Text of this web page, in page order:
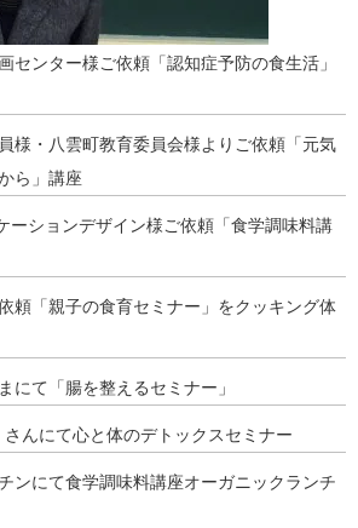
センター様ご依頼「認知症予防の食生活」
様・八雲町教育委員会様よりご依頼「元気
ら」講座
ーションデザイン様ご依頼「食学調味料講
頼「親子の食育セミナー」をクッキング体
にて「腸を整えるセミナー」
んにて心と体のデトックスセミナー
ンにて食学調味料講座オーガニックランチ